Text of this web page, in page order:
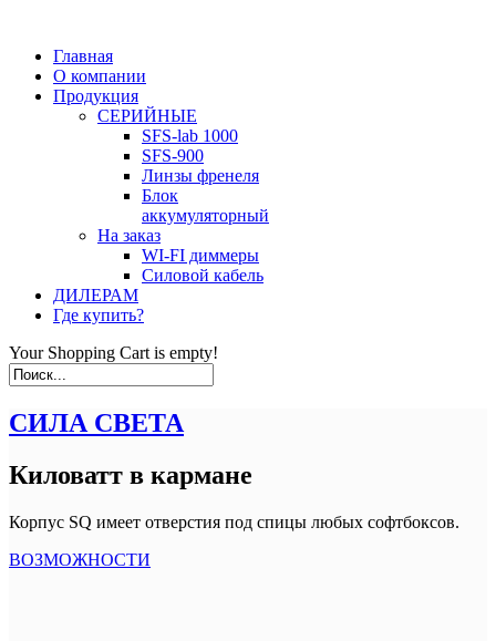
Главная
О компании
Продукция
СЕРИЙНЫЕ
SFS-lab 1000
SFS-900
Линзы френеля
Блок
аккумуляторный
На заказ
WI-FI диммеры
Силовой кабель
ДИЛЕРАМ
Где купить?
Your Shopping Cart is empty!
СИЛА СВЕТА
Киловатт в кармане
Корпус SQ имеет отверстия под спицы любых софтбоксов.
ВОЗМОЖНОСТИ